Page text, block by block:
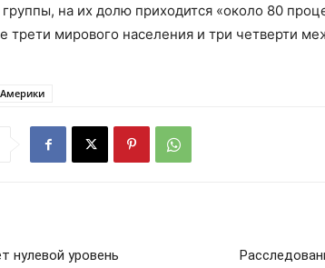
на их долю приходится «около 80
трети мирового населения и три четверти
нулевой уровень